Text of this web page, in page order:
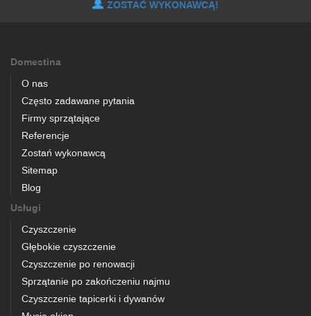
ZOSTAĆ WYKONAWCĄ!
Domestina
O nas
Często zadawane pytania
Firmy sprzątające
Referencje
Zostań wykonawcą
Sitemap
Blog
Usługi
Czyszczenie
Głębokie czyszczenie
Czyszczenie po renowacji
Sprzątanie po zakończeniu najmu
Czyszczenie tapicerki i dywanów